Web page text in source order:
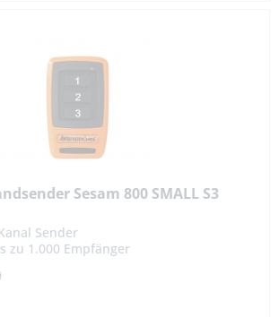
Sesam 800 SMALL S3
Sender
zu 1.000 Empfänger